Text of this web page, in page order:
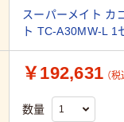
スーパーメイト カ
ト TC-A30MW-L 1
￥192,631 （税
数量